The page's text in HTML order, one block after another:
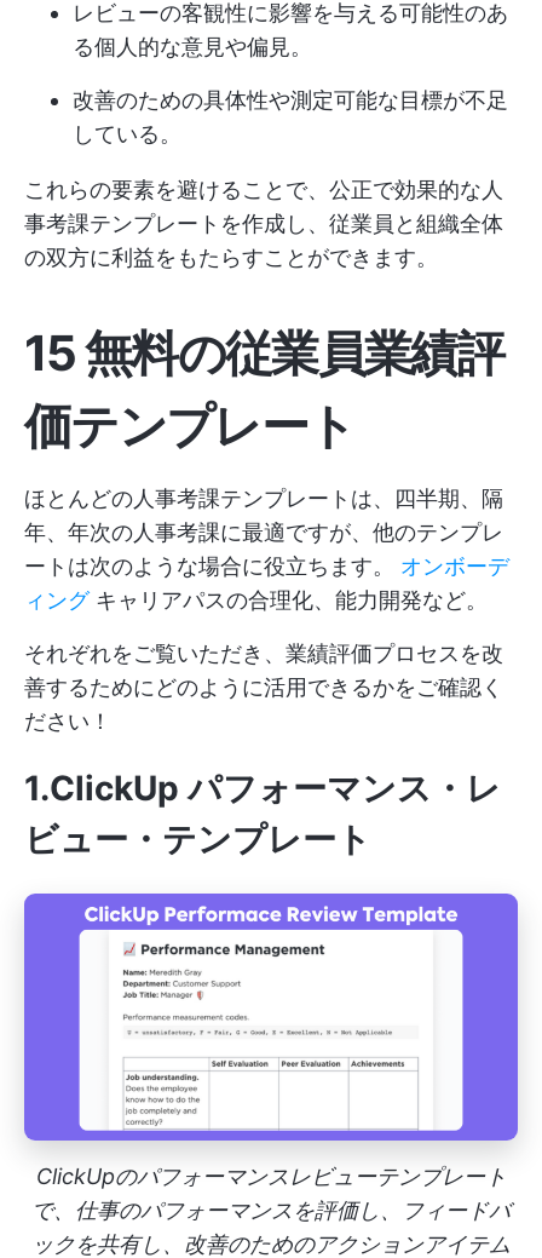
レビューの客観性に影響を与える可能性のあ
る個人的な意見や偏見。
改善のための具体性や測定可能な目標が不足
している。
これらの要素を避けることで、公正で効果的な人
事考課テンプレートを作成し、従業員と組織全体
の双方に利益をもたらすことができます。
15 無料の従業員業績評
価テンプレート
ほとんどの人事考課テンプレートは、四半期、隔
年、年次の人事考課に最適ですが、他のテンプレ
ートは次のような場合に役立ちます。 オンボーデ
ィングキャリアパスの合理化、能力開発など。
それぞれをご覧いただき、業績評価プロセスを改
善するためにどのように活用できるかをご確認く
ださい！
1.ClickUp パフォーマンス・レ
ビュー・テンプレート
ClickUpのパフォーマンスレビューテンプレート
で、仕事のパフォーマンスを評価し、フィードバ
ックを共有し、改善のためのアクションアイテム